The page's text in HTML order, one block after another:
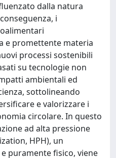
dalla natura
i
e promettente materia
processi sostenibili
su tecnologie non
ambientali ed
sottolineando
e valorizzare i
circolare. In questo
ad alta pressione
HPH), un
puramente fisico, viene